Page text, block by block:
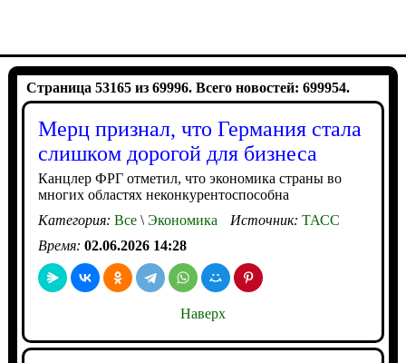
Страница 53165 из 69996. Всего новостей: 699954.
Мерц признал, что Германия стала
слишком дорогой для бизнеса
Канцлер ФРГ отметил, что экономика страны во
многих областях неконкурентоспособна
Категория: Все\Экономика Источник: ТАСС
Время: 02.06.2026 14:28
Наверх